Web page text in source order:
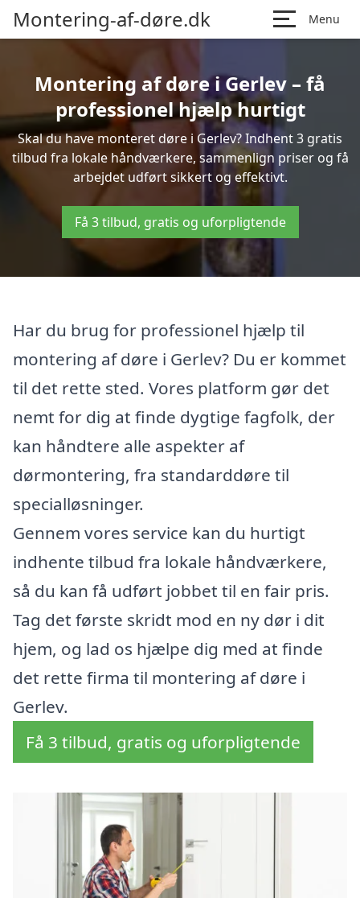
Montering-af-døre.dk Menu
Montering af døre i Gerlev – få
professionel hjælp hurtigt
Skal du have monteret døre i Gerlev? Indhent 3 gratis
tilbud fra lokale håndværkere, sammenlign priser og få
arbejdet udført sikkert og effektivt.
Få 3 tilbud, gratis og uforpligtende
Har du brug for professionel hjælp til
montering af døre i Gerlev? Du er kommet
til det rette sted. Vores platform gør det
nemt for dig at finde dygtige fagfolk, der
kan håndtere alle aspekter af
dørmontering, fra standarddøre til
specialløsninger.
Gennem vores service kan du hurtigt
indhente tilbud fra lokale håndværkere,
så du kan få udført jobbet til en fair pris.
Tag det første skridt mod en ny dør i dit
hjem, og lad os hjælpe dig med at finde
det rette firma til montering af døre i
Gerlev.
Få 3 tilbud, gratis og uforpligtende